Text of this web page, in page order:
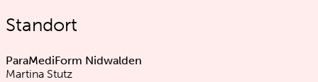
Standort
ParaMediForm Nidwalden
Martina Stutz